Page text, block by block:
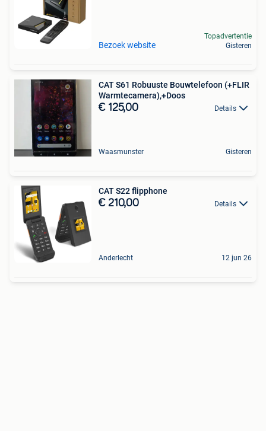
Bezoek website
Topadvertentie
Gisteren
CAT S61 Robuuste Bouwtelefoon (+FLIR
Warmtecamera),+Doos
€ 125,00 Details
Waasmunster Gisteren
CAT S22 flipphone
€ 210,00 Details
Anderlecht 12 jun 26